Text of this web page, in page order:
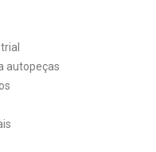
autopeças